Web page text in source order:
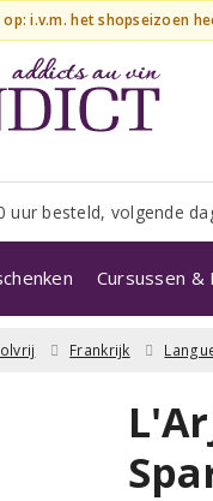
op: i.v.m. het shopseizoen
uur besteld, volgende
Cursussen &
Frankrijk